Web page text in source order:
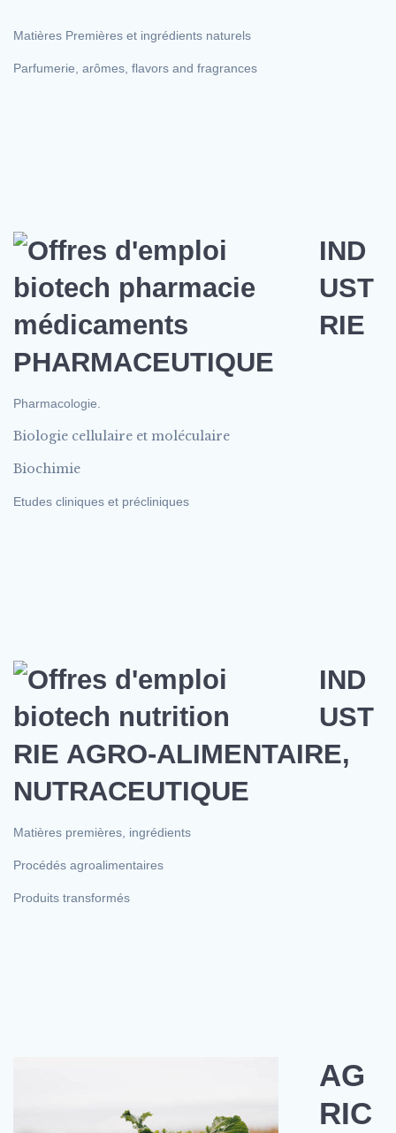
Matières Premières et ingrédients naturels
Parfumerie, arômes, flavors and fragrances
IND
UST
RIE
PHARMACEUTIQUE
Pharmacologie.
Biologie cellulaire et moléculaire
Biochimie
Etudes cliniques et précliniques
IND
UST
RIE AGRO-ALIMENTAIRE,
NUTRACEUTIQUE
Matières premières, ingrédients
Procédés agroalimentaires
Produits transformés
AG
RIC